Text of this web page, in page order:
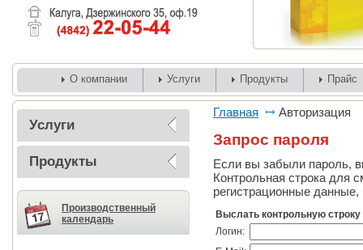
О компании Услуги Продукты Прайс
Услуги
Продукты
Производственный
календарь
Главная Авторизация
Запрос пароля
Если вы забыли пароль,
Контрольная строка для
регистрационные
Выслать контрольную строку
Логин: